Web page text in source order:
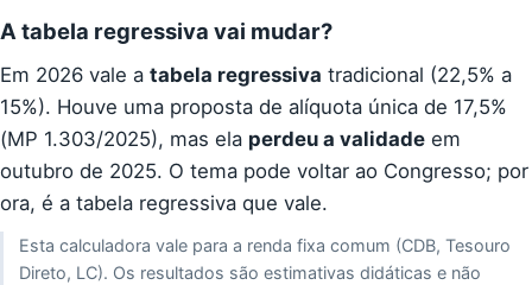
A tabela regressiva vai mudar?
Em 2026 vale a tabela regressiva tradicional (22,5% a
15%). Houve uma proposta de alíquota única de 17,5%
(MP 1.303/2025), mas ela perdeu a validade em
outubro de 2025. O tema pode voltar ao Congresso; por
ora, é a tabela regressiva que vale.
Esta calculadora vale para a renda fixa comum (CDB, Tesouro
Direto, LC). Os resultados são estimativas didáticas e não